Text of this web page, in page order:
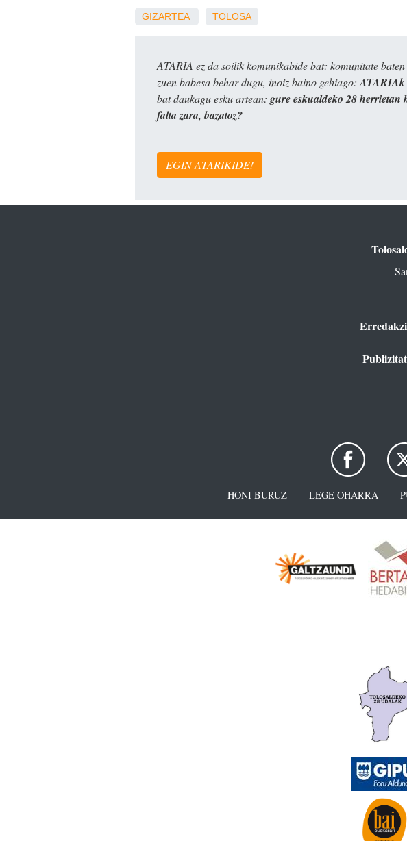
GIZARTEA TOLOSA
ATARIA ez da soilik komunikabide bat: komunitate
zuen babesa behar dugu, inoiz baino gehiago: ATARIAk
bat daukagu esku artean: gure eskualdeko 28
falta zara, bazatoz?
EGIN ATARIKIDE!
HONI BURUZ LEGE OHARRA